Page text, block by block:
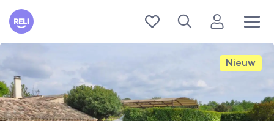
Reli
Nieuw